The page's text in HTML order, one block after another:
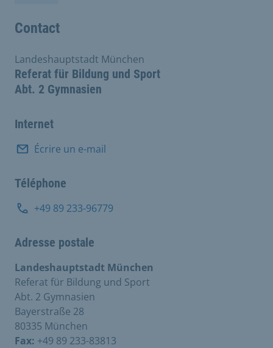
Contact
Referat für Bildung und Sport
Abt. 2 Gymnasien
Landeshauptstadt München
Internet
Écrire un e-mail
Téléphone
+49 89 233-96779
Adresse postale
Landeshauptstadt München
Referat für Bildung und Sport
Abt. 2 Gymnasien
Bayerstraße 28
80335 München
Fax: +49 89 233-83813